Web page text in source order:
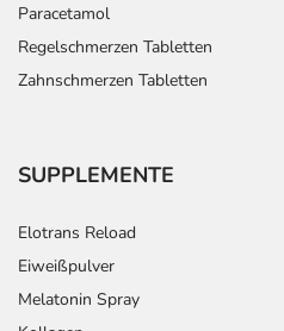
Paracetamol
Regelschmerzen Tabletten
Zahnschmerzen Tabletten
SUPPLEMENTE
Elotrans Reload
Eiweißpulver
Melatonin Spray